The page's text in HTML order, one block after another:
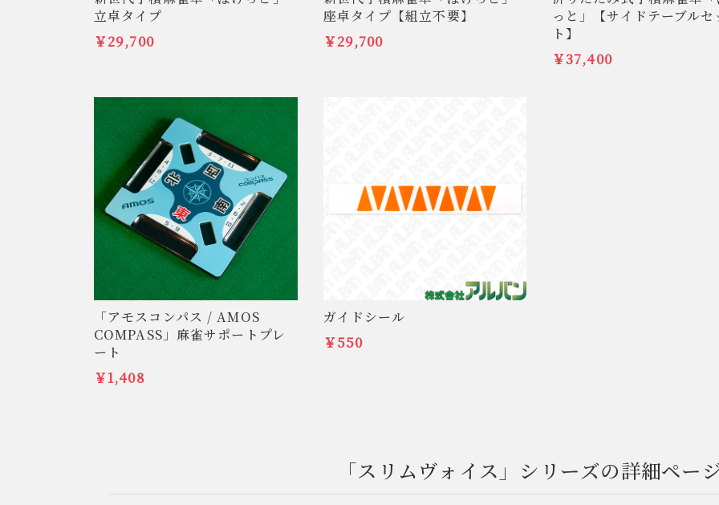
立卓タイプ
￥29,700
座卓タイプ【組立不要】
￥29,700
っと」【サイドテーブルセ
ト】
￥37,400
「アモスコンパス / AMOS
COMPASS」麻雀サポートプレ
ート
￥1,408
ガイドシール
￥550
「スリムヴォイス」シリーズの詳細ペー